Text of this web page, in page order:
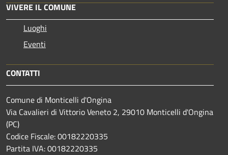
VIVERE IL COMUNE
Luoghi
Eventi
CONTATTI
Comune di Monticelli d'Ongina
Via Cavalieri di Vittorio Veneto 2, 29010 Monticelli d'Ongina
(PC)
Codice Fiscale: 00182220335
Partita IVA: 00182220335